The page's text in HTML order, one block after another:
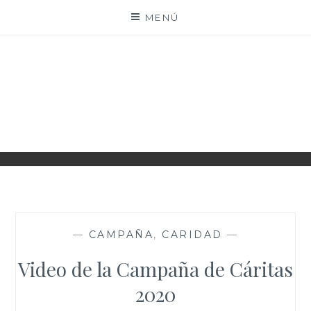
MENÚ
— CAMPAÑA, CARIDAD —
Video de la Campaña de Cáritas
2020